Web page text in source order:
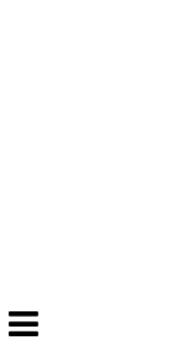
Veksle
navigasjon